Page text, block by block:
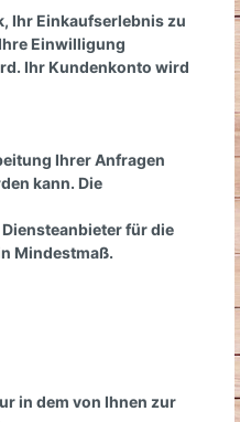
Ihr Einkaufserlebnis zu
Einwilligung
Ihr Kundenkonto wird
Ihrer Anfragen
kann. Die
für die
Mindestmaß.
in dem von Ihnen zur